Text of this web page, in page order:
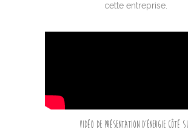
cette entreprise.
Vidéo de présentation d’Énergie Côté